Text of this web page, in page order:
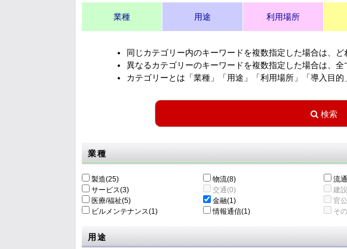
業種 用途 利用場所
同じカテゴリー内のキーワードを複数指定した場合は、ど
異なるカテゴリーのキーワードを複数指定した場合は、全
カテゴリーとは「業種」「用途」「利用場所」「導入目的
業種
製造(25) 物流(8) 流
サービス(3)
交通(0) 建
医療/福祉(5)
金融(1) 官
ビルメンテナンス(1)
情報通信(1) そ
用途